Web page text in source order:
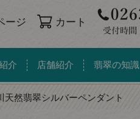
ージ カート
介 店舗紹介 翡翠の知識
天然翡翠シルバーペンダント